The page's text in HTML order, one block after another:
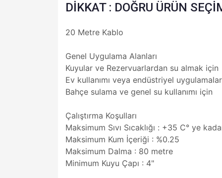
DİKKAT : DOĞRU ÜRÜN
20 Metre Kablo
Genel Uygulama Alanları
Kuyular ve Rezervuarlardan su almak için
Ev kullanımı veya endüstriyel
Bahçe sulama ve genel su kullanımı için
Çalıştırma Koşulları
Maksimum Sıvı Sıcaklığı : +35 C° ye
Maksimum Kum İçeriği : %0.25
Maksimum Dalma : 80 metre
Minimum Kuyu Çapı : 4"